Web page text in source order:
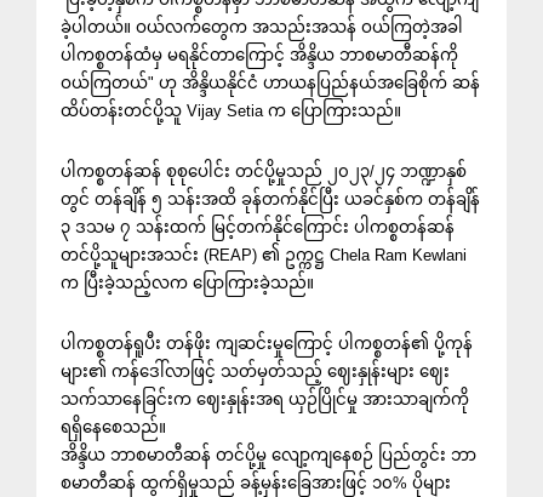
ခဲ့ပါတယ်။ ဝယ်လက်တွေက အသည်းအသန် ဝယ်ကြတဲ့အခါ
ပါကစ္စတန်ထံမှ မရနိုင်တာကြောင့် အိန္ဒိယ ဘာစမာတီဆန်ကို
ဝယ်ကြတယ်" ဟု အိန္ဒိယနိုင်ငံ ဟာယနပြည်နယ်အခြေစိုက် ဆန်
ထိပ်တန်းတင်ပို့သူ Vijay Setia က ပြောကြားသည်။
ပါကစ္စတန်ဆန် စုစုပေါင်း တင်ပို့မှုသည် ၂၀၂၃/၂၄ ဘဏ္ဍာနှစ်
တွင် တန်ချိန် ၅ သန်းအထိ ခုန်တက်နိုင်ပြီး ယခင်နှစ်က တန်ချိန်
၃ ဒသမ ၇ သန်းထက် မြင့်တက်နိုင်ကြောင်း ပါကစ္စတန်ဆန်
တင်ပို့သူများအသင်း (REAP) ၏ ဥက္ကဋ္ဌ Chela Ram Kewlani
က ပြီးခဲ့သည့်လက ပြောကြားခဲ့သည်။
ပါကစ္စတန်ရူပီး တန်ဖိုး ကျဆင်းမှုကြောင့် ပါကစ္စတန်၏ ပို့ကုန်
များ၏ ကန်ဒေါ်လာဖြင့် သတ်မှတ်သည့် ဈေးနှုန်းများ ဈေး
သက်သာနေခြင်းက ဈေးနှုန်းအရ ယှဉ်ပြိုင်မှု အားသာချက်ကို
ရရှိနေစေသည်။
အိန္ဒိယ ဘာစမာတီဆန် တင်ပို့မှု လျော့ကျနေစဉ် ပြည်တွင်း ဘာ
စမာတီဆန် ထွက်ရှိမှုသည် ခန့်မှန်းခြေအားဖြင့် ၁၀% ပိုများ